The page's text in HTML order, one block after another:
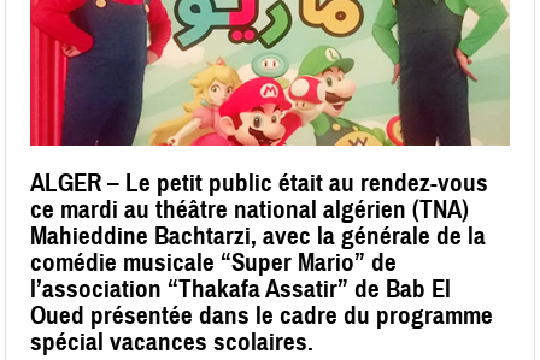
ALGER – Le petit public était au rendez-vous
ce mardi au théâtre national algérien (TNA)
Mahieddine Bachtarzi, avec la générale de la
comédie musicale “Super Mario” de
l’association “Thakafa Assatir” de Bab El
Oued présentée dans le cadre du programme
spécial vacances scolaires.